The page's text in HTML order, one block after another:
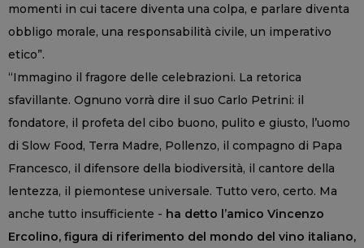
momenti in cui tacere diventa una colpa, e parlare diventa
obbligo morale, una responsabilità civile, un imperativo
etico”.
“Immagino il fragore delle celebrazioni. La retorica
sfavillante. Ognuno vorrà dire il suo Carlo Petrini: il
fondatore, il profeta del cibo buono, pulito e giusto, l’uomo
di Slow Food, Terra Madre, Pollenzo, il compagno di Papa
Francesco, il difensore della biodiversità, il cantore della
lentezza, il piemontese universale. Tutto vero, certo. Ma
anche tutto insufficiente - ha detto l’amico Vincenzo
Ercolino, figura di riferimento del mondo del vino italiano,